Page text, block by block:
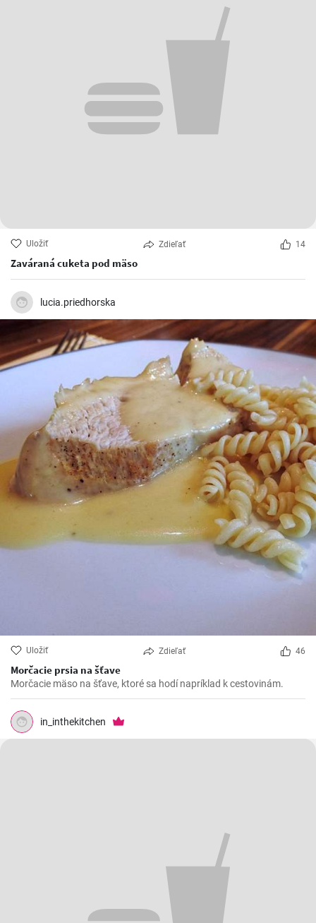
Uložiť Zdieľať 14
Zaváraná cuketa pod mäso
lucia.priedhorska
Uložiť Zdieľať 46
Morčacie prsia na šťave
Morčacie mäso na šťave, ktoré sa hodí napríklad k cestovinám.
in_inthekitchen